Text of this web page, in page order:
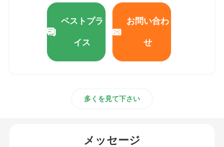
ベストプラ
イス
お問い合わ
せ
多くを見て下さい
メッセージ